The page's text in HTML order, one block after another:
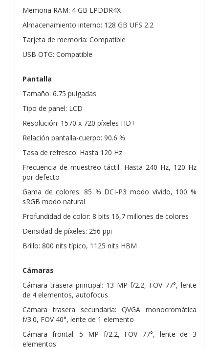
Memoria RAM: 4 GB LPDDR4X
Almacenamiento interno: 128 GB UFS 2.2
Tarjeta de memoria: Compatible
USB OTG: Compatible
Pantalla
Tamaño: 6.75 pulgadas
Tipo de panel: LCD
Resolución: 1570 x 720 píxeles HD+
Relación pantalla-cuerpo: 90.6 %
Tasa de refresco: Hasta 120 Hz
Frecuencia de muestreo táctil: Hasta 240 Hz, 120 Hz
por defecto
Gama de colores: 85 % DCI-P3 modo vívido, 100 %
sRGB modo natural
Profundidad de color: 8 bits 16,7 millones de colores
Densidad de píxeles: 256 ppi
Brillo: 800 nits típico, 1125 nits HBM
Cámaras
Cámara trasera principal: 13 MP f/2.2, FOV 77°, lente
de 4 elementos, autofocus
Cámara trasera secundaria: QVGA monocromática
f/3.0, FOV 40°, lente de 1 elemento
Cámara frontal: 5 MP f/2.2, FOV 77°, lente de 3
elementos